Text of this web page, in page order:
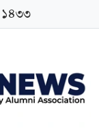
১৪৩৩